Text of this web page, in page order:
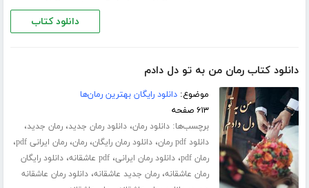
دانلود کتاب
دانلود کتاب رمان من به تو دل دادم
موضوع:دانلود رایگان بهترین رمان‌ها
۶۱۳ صفحه
برچسب‌ها:دانلود رمان،دانلود رمان جدید،رمان جدید،
دانلود pdf رمان ،دانلود رمان رایگان،رمان،رمان ایرانی pdf ،
رمان pdf ،دانلود رمان ایرانی،pdf عاشقانه ،دانلود رایگان
رمان عاشقانه،رمان جدید عاشقانه،دانلود رمان عاشقانه